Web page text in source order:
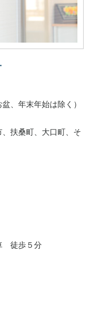
、年末年始は除く）
扶桑町、大口町、そ
徒歩５分